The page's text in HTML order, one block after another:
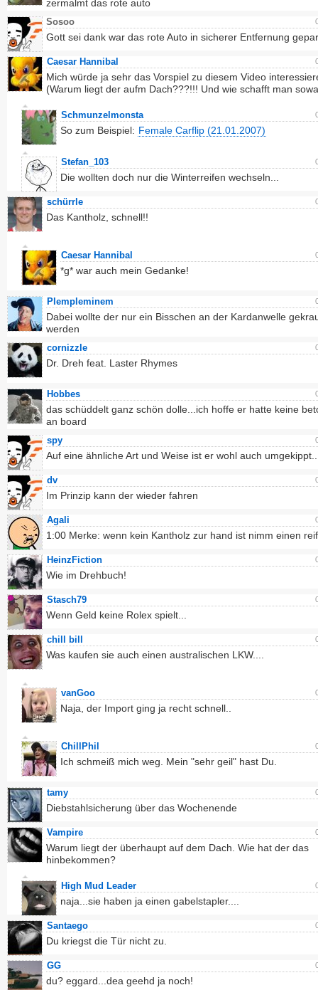
zermalmt das rote auto
Sosoo
Gott sei dank war das rote Auto in sicherer Entfernung
Caesar Hannibal
Mich würde ja sehr das Vorspiel zu diesem Video
(Warum liegt der aufm Dach???!!! Und wie schafft man
Schmunzelmonsta
So zum Beispiel: Female Carflip (21.01.2007)
Stefan_103
Die wollten doch nur die Winterreifen wechseln...
schürrle
Das Kantholz, schnell!!
Caesar Hannibal
*g* war auch mein Gedanke!
Plempleminem
Dabei wollte der nur ein Bisschen an der Kardanwelle
werden
cornizzle
Dr. Dreh feat. Laster Rhymes
Hobbes
das schüddelt ganz schön dolle...ich hoffe er hatte keine
an board
spy
Auf eine ähnliche Art und Weise ist er wohl auch
dv
Im Prinzip kann der wieder fahren
Agali
1:00 Merke: wenn kein Kantholz zur hand ist nimm einen
HeinzFiction
Wie im Drehbuch!
Stasch79
Wenn Geld keine Rolex spielt...
chill bill
Was kaufen sie auch einen australischen LKW....
vanGoo
Naja, der Import ging ja recht schnell..
ChillPhil
Ich schmeiß mich weg. Mein "sehr geil" hast Du.
tamy
Diebstahlsicherung über das Wochenende
Vampire
Warum liegt der überhaupt auf dem Dach. Wie hat der das
hinbekommen?
High Mud Leader
naja...sie haben ja einen gabelstapler....
Santaego
Du kriegst die Tür nicht zu.
GG
du? eggard...dea geehd ja noch!